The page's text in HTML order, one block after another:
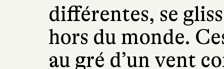
différentes, se
hors du monde.
au gré d’un vent